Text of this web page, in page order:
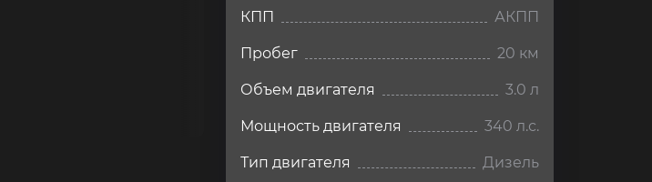
КПП АКПП
Пробег 20 км
Объем двигателя 3.0 л
Мощность двигателя 340 л.с.
Тип двигателя Дизель